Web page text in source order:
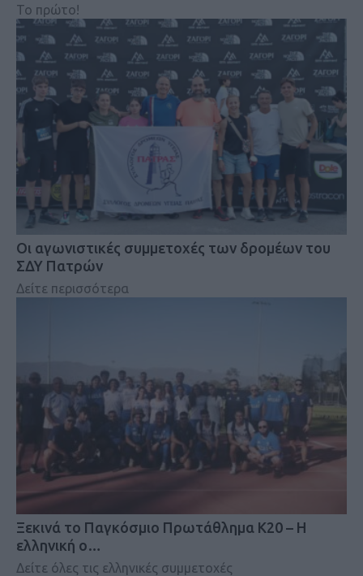
Το πρώτο!
Οι αγωνιστικές συμμετοχές των δρομέων του
ΣΔΥ Πατρών
Δείτε περισσότερα
Ξεκινά το Παγκόσμιο Πρωτάθλημα Κ20 – Η
ελληνική ο…
Δείτε όλες τις ελληνικές συμμετοχές